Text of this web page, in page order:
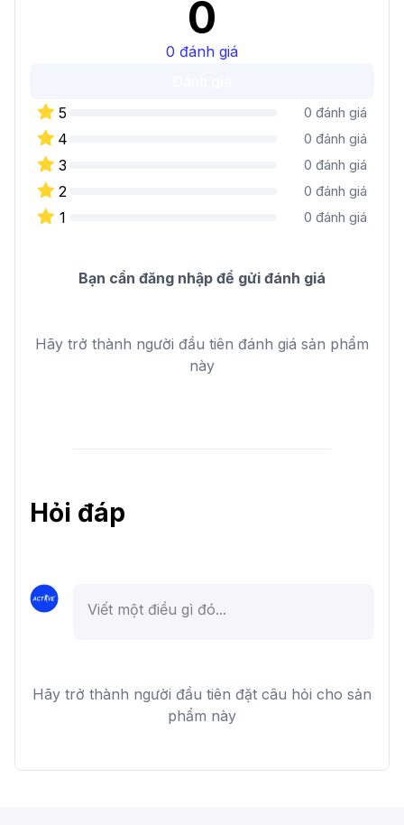
0
0 đánh giá
5
0 đánh giá
4 0 đánh giá
3 0 đánh giá
2 0 đánh giá
1 0 đánh giá
Bạn cần đăng nhập để gửi đánh giá
Hãy trở thành người đầu tiên đánh giá sản phẩm
này
Hỏi đáp
Hãy trở thành người đầu tiên đặt câu hỏi cho sản
phẩm này